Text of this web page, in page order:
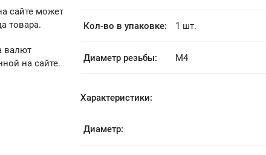
сайте может
товара.
валют
на сайте.
Кол-во в упаковке: 1 шт.
Диаметр резьбы: М4
Характеристики:
Диаметр: